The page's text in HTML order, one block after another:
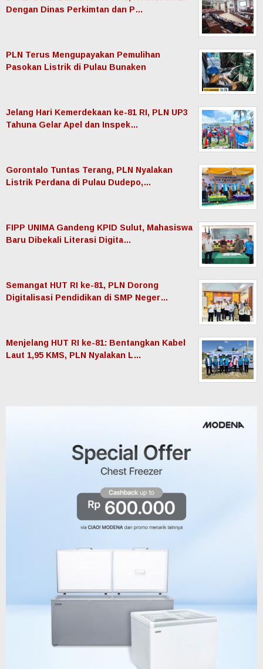
Dengan Dinas Perkimtan dan P…
PLN Terus Mengupayakan Pemulihan
Pasokan Listrik di Pulau Bunaken
Jelang Hari Kemerdekaan ke-81 RI, PLN UP3
Tahuna Gelar Apel dan Inspek…
Gorontalo Tuntas Terang, PLN Nyalakan
Listrik Perdana di Pulau Dudepo,…
FIPP UNIMA Gandeng KPID Sulut, Mahasiswa
Baru Dibekali Literasi Digita…
Semangat HUT RI ke-81, PLN Dorong
Digitalisasi Pendidikan di SMP Neger…
Menjelang HUT RI ke-81: Bentangkan Kabel
Laut 1,95 KMS, PLN Nyalakan L…